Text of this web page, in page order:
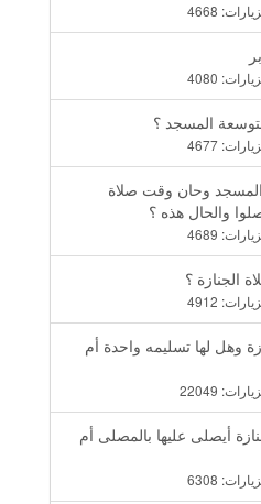
4668
4080
المسجد ؟
4677
وحان وقت صلاة
والحال هذه ؟
4689
الجنازة ؟
4912
وهل لها تسليمه واحدة أم
22049
أيصلى عليها بالمصلى أم
6308